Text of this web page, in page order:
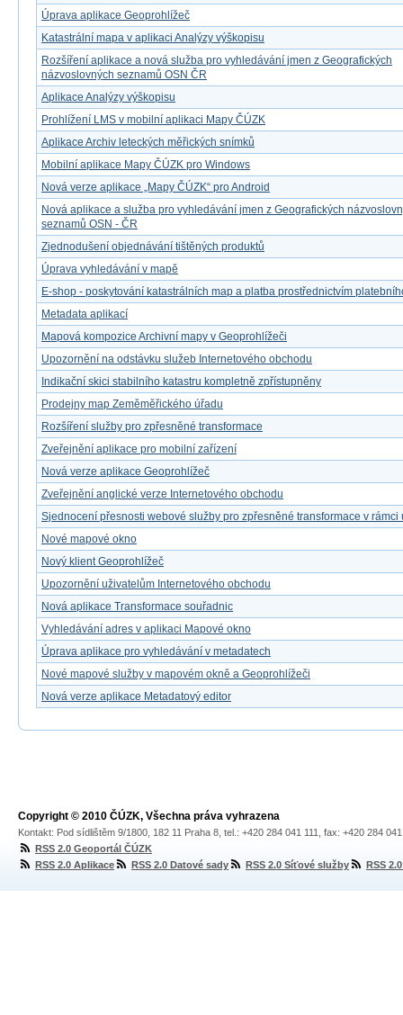
Úprava aplikace Geoprohlížeč
Katastrální mapa v aplikaci Analýzy výškopisu
Rozšíření aplikace a nová služba pro vyhledávání jmen z Geografických
názvoslovných seznamů OSN ČR
Aplikace Analýzy výškopisu
Prohlížení LMS v mobilní aplikaci Mapy ČÚZK
Aplikace Archiv leteckých měřických snímků
Mobilní aplikace Mapy ČÚZK pro Windows
Nová verze aplikace „Mapy ČÚZK“ pro Android
Nová aplikace a služba pro vyhledávání jmen z Geografických
seznamů OSN - ČR
Zjednodušení objednávání tištěných produktů
Úprava vyhledávání v mapě
E-shop - poskytování katastrálních map a platba prostřednictvím
Metadata aplikací
Mapová kompozice Archivní mapy v Geoprohlížeči
Upozornění na odstávku služeb Internetového obchodu
Indikační skici stabilního katastru kompletně zpřístupněny
Prodejny map Zeměměřického úřadu
Rozšíření služby pro zpřesněné transformace
Zveřejnění aplikace pro mobilní zařízení
Nová verze aplikace Geoprohlížeč
Zveřejnění anglické verze Internetového obchodu
Sjednocení přesnosti webové služby pro zpřesněné transformace v rámci
Nové mapové okno
Nový klient Geoprohlížeč
Upozornění uživatelům Internetového obchodu
Nová aplikace Transformace souřadnic
Vyhledávání adres v aplikaci Mapové okno
Úprava aplikace pro vyhledávání v metadatech
Nové mapové služby v mapovém okně a Geoprohlížeči
Nová verze aplikace Metadatový editor
Copyright © 2010 ČÚZK, Všechna práva vyhrazena
Kontakt: Pod sídlištěm 9/1800, 182 11 Praha 8, tel.: +420 284 041 111, fax: +420 284
RSS 2.0 Geoportál ČÚZK
RSS 2.0 Aplikace
RSS 2.0 Datové sady RSS 2.0 Síťové služby RSS